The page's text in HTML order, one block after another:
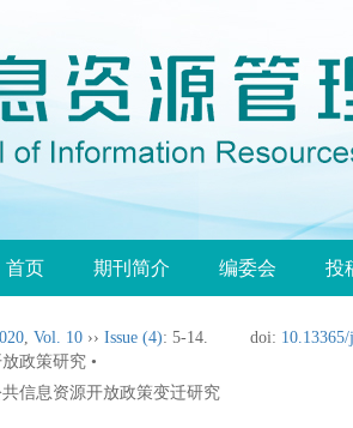
首页 期刊简介 编委会 投
, Vol. 10 ›› Issue (4): 5-14. doi:
政策研究 •
信息资源开放政策变迁研究